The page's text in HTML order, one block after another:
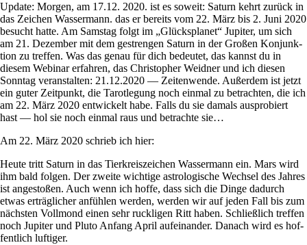
Update: Morgen, am 17.12. 2020. ist es soweit: Saturn kehrt zurück in
das Zei­chen Was­ser­mann. das er bereits vom 22. März bis 2. Juni 2020
besucht hatte. Am Samstag folgt im „Glücks­planet“ Jupiter, um sich
am 21. Dezember mit dem gestrengen Saturn in der Großen Kon­junk­
tion zu treffen. Was das genau für dich bedeutet, das kannst du in
diesem Web­inar erfahren, das Chri­sto­pher Weidner und ich diesen
Sonntag ver­an­stalten: 21.12.2020 — Zei­ten­wende. Außerdem ist jetzt
ein guter Zeit­punkt, die Tarot­le­gung noch einmal zu betrachten, die ich
am 22. März 2020 ent­wickelt habe. Falls du sie damals aus­pro­biert
hast — hol sie noch einmal raus und betrachte sie…
Am 22. März 2020 schrieb ich hier:
Heute tritt Saturn in das Tier­kreis­zei­chen Was­ser­mann ein. Mars wird
ihm bald folgen. Der zweite wich­tige astro­lo­gi­sche Wechsel des Jahres
ist ange­stoßen. Auch wenn ich hoffe, dass sich die Dinge dadurch
etwas erträg­li­cher anfühlen werden, werden wir auf jeden Fall bis zum
näch­sten Voll­mond einen sehr ruck­ligen Ritt haben. Schließ­lich treffen
noch Jupiter und Pluto Anfang April auf­ein­ander. Danach wird es hof­
fent­lich luftiger.